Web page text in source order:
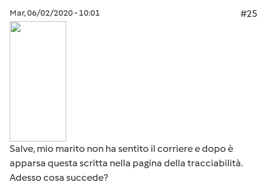
Mar, 06/02/2020 - 10:01 #25
Salve, mio marito non ha sentito il corriere e dopo è
apparsa questa scritta nella pagina della tracciabilità.
Adesso cosa succede?